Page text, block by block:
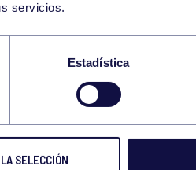
servicios.
Estadística
SELECCIÓN